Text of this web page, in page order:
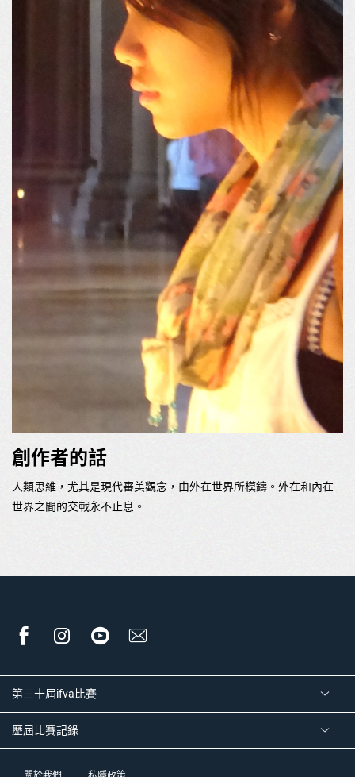
創作者的話
人類思維，尤其是現代審美觀念，由外在世界所模鑄。外在和內在
世界之間的交戰永不止息。
第三十屆ifva比賽
歷屆比賽記錄